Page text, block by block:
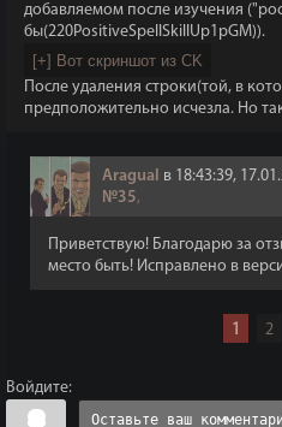
добавляемом после изучения
бы(220PositiveSpellSkillUp1pGM)).
После удаления строки(той, в
предположительно исчезла. Но
Aragual в 18:43:39,
№35,
Приветствую! Благодарю за
место быть! Исправлено в
1 2
Войдите: